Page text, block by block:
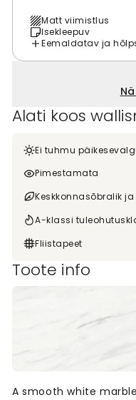
Matt viimistlus
Isekleepuv
Eemaldatav ja
Alati koos
Ei tuhmu
Pimestamata
Keskkonnasõbralik ja
A-klassi
Fliistapeet
Toote info
A smooth white